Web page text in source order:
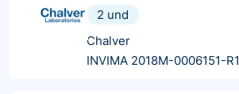
2 und
Chalver
INVIMA 2018M-0006151-R1